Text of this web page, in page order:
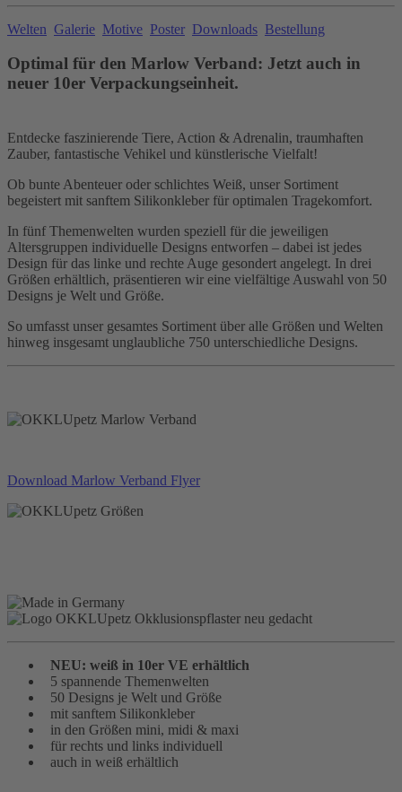
Welten Galerie Motive Poster Downloads Bestellung
Optimal für den Marlow Verband: Jetzt auch in
neuer 10er Verpackungseinheit.
Entdecke faszinierende Tiere, Action & Adrenalin, traumhaften
Zauber, fantastische Vehikel und künstlerische Vielfalt!
Ob bunte Abenteuer oder schlichtes Weiß, unser Sortiment
begeistert mit sanftem Silikonkleber für optimalen Tragekomfort.
In fünf Themenwelten wurden speziell für die jeweiligen
Altersgruppen individuelle Designs entworfen – dabei ist jedes
Design für das linke und rechte Auge gesondert angelegt. In drei
Größen erhältlich, präsentieren wir eine vielfältige Auswahl von 50
Designs je Welt und Größe.
So umfasst unser gesamtes Sortiment über alle Größen und Welten
hinweg insgesamt unglaubliche 750 unterschiedliche Designs.
Download Marlow Verband Flyer
NEU: weiß in 10er VE erhältlich
5 spannende Themenwelten
50 Designs je Welt und Größe
mit sanftem Silikonkleber
in den Größen mini, midi & maxi
für rechts und links individuell
auch in weiß erhältlich